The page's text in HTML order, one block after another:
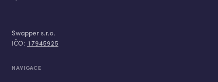
Swapper s.r.o.
IČO: 17945925
NAVIGACE